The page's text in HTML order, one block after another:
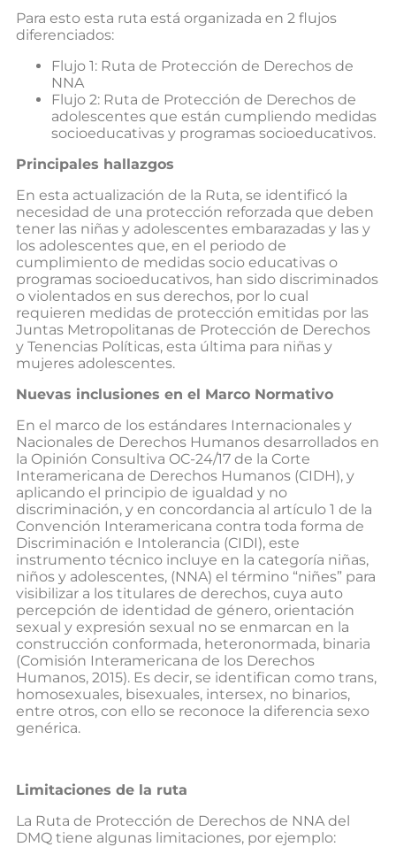
Para esto esta ruta está organizada en 2 flujos
diferenciados:
Flujo 1: Ruta de Protección de Derechos de
NNA
Flujo 2: Ruta de Protección de Derechos de
adolescentes que están cumpliendo medidas
socioeducativas y programas socioeducativos.
Principales hallazgos
En esta actualización de la Ruta, se identificó la
necesidad de una protección reforzada que deben
tener las niñas y adolescentes embarazadas y las y
los adolescentes que, en el periodo de
cumplimiento de medidas socio educativas o
programas socioeducativos, han sido discriminados
o violentados en sus derechos, por lo cual
requieren medidas de protección emitidas por las
Juntas Metropolitanas de Protección de Derechos
y Tenencias Políticas, esta última para niñas y
mujeres adolescentes.
Nuevas inclusiones en el Marco Normativo
En el marco de los estándares Internacionales y
Nacionales de Derechos Humanos desarrollados en
la Opinión Consultiva OC-24/17 de la Corte
Interamericana de Derechos Humanos (CIDH), y
aplicando el principio de igualdad y no
discriminación, y en concordancia al artículo 1 de la
Convención Interamericana contra toda forma de
Discriminación e Intolerancia (CIDI), este
instrumento técnico incluye en la categoría niñas,
niños y adolescentes, (NNA) el término “niñes” para
visibilizar a los titulares de derechos, cuya auto
percepción de identidad de género, orientación
sexual y expresión sexual no se enmarcan en la
construcción conformada, heteronormada, binaria
(Comisión Interamericana de los Derechos
Humanos, 2015). Es decir, se identifican como trans,
homosexuales, bisexuales, intersex, no binarios,
entre otros, con ello se reconoce la diferencia sexo
genérica.
Limitaciones de la ruta
La Ruta de Protección de Derechos de NNA del
DMQ tiene algunas limitaciones, por ejemplo: